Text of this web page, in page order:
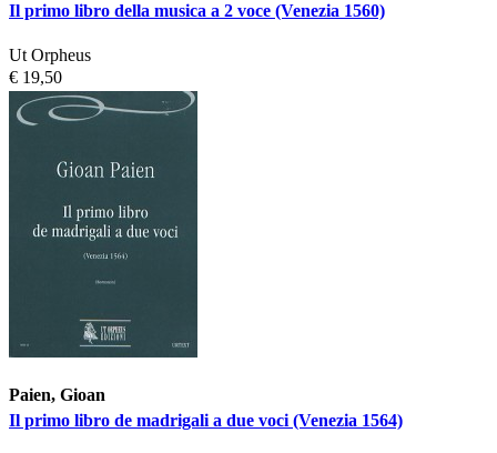
Il primo libro della musica a 2 voce (Venezia 1560)
Ut Orpheus
€ 19,50
Paien, Gioan
Il primo libro de madrigali a due voci (Venezia 1564)